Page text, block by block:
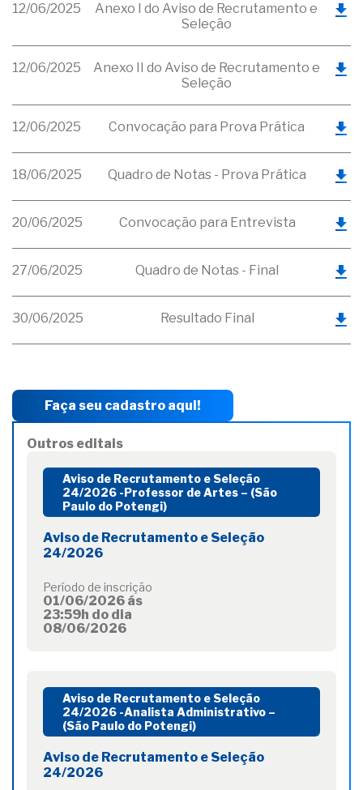
12/06/2025
Anexo I do Aviso de Recrutamento e
Seleção
12/06/2025
Anexo II do Aviso de Recrutamento e
Seleção
12/06/2025 Convocação para Prova Prática
18/06/2025 Quadro de Notas - Prova Prática
20/06/2025 Convocação para Entrevista
27/06/2025 Quadro de Notas - Final
30/06/2025 Resultado Final
Faça seu cadastro aqui!
Outros editais
Aviso de Recrutamento e Seleção
24/2026 -Professor de Artes – (São
Paulo do Potengi)
Aviso de Recrutamento e Seleção
24/2026
Período de inscrição
01/06/2026 ás
23:59h do dia
08/06/2026
Aviso de Recrutamento e Seleção
24/2026 -Analista Administrativo –
(São Paulo do Potengi)
Aviso de Recrutamento e Seleção
24/2026